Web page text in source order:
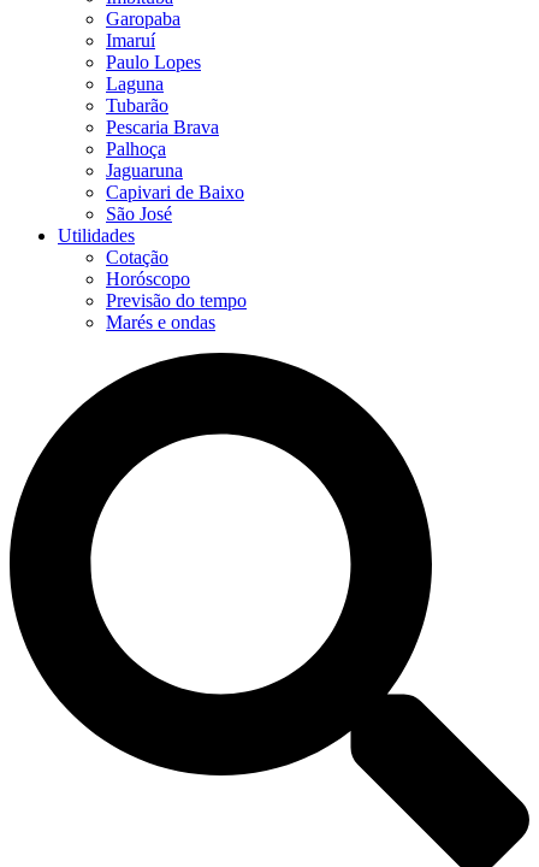
Garopaba
Imaruí
Paulo Lopes
Laguna
Tubarão
Pescaria Brava
Palhoça
Jaguaruna
Capivari de Baixo
São José
Utilidades
Cotação
Horóscopo
Previsão do tempo
Marés e ondas